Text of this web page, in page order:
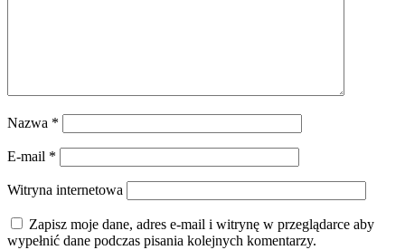
Nazwa *
E-mail *
Witryna internetowa
Zapisz moje dane, adres e-mail i witrynę w przeglądarce aby
wypełnić dane podczas pisania kolejnych komentarzy.